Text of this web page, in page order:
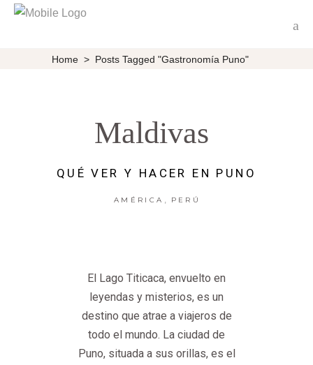
Home > Posts Tagged "Gastronomía Puno"
Maldivas
QUÉ VER Y HACER EN PUNO
AMÉRICA , PERÚ
El Lago Titicaca, envuelto en
leyendas y misterios, es un
destino que atrae a viajeros de
todo el mundo. La ciudad de
Puno, situada a sus orillas, es el